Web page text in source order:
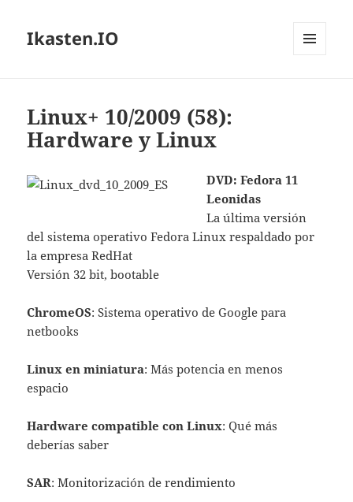
Ikasten.IO
Linux+ 10/2009 (58):
Hardware y Linux
DVD: Fedora 11
Leonidas
La última versión
del sistema operativo Fedora Linux respaldado por
la empresa RedHat
Versión 32 bit, bootable
ChromeOS: Sistema operativo de Google para
netbooks
Linux en miniatura: Más potencia en menos
espacio
Hardware compatible con Linux: Qué más
deberías saber
SAR: Monitorización de rendimiento